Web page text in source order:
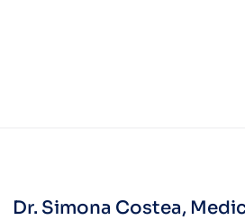
Dr. Simona Costea,